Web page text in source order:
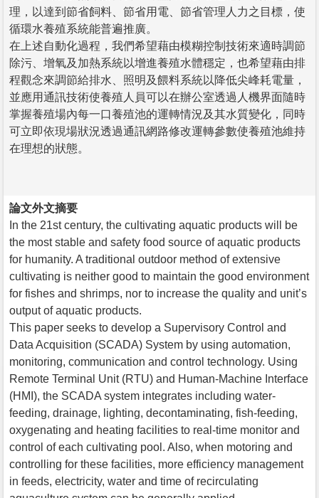
理，以達到節省飼料、節省用電、節省管理人力之目標，使
循環水養殖系統能普遍推廣。
在上述自動化過程，我們希望藉由模糊控制技術來適時調節
除污、增氧及加熱系統以增進養殖水體穩定，也希望藉由排
程觀念來調節給排水、照明及餵料系統以降低尖峰耗電量，
並應用通訊技術使養殖人員可以在辦公室透過人機界面隨時
掌握養殖場內每一口養殖池的運轉情況及其水質變化，同時
可立即依現場狀況透過通訊網路修改運轉參數使養殖池維持
在理想的狀態。
論文外文摘要
In the 21st century, the cultivating aquatic products will be
the most stable and safety food source of aquatic products
for humanity. A traditional outdoor method of extensive
cultivating is neither good to maintain the good environment
for fishes and shrimps, nor to increase the quality and unit’s
output of aquatic products.
This paper seeks to develop a Supervisory Control and
Data Acquisition (SCADA) System by using automation,
monitoring, communication and control technology. Using
Remote Terminal Unit (RTU) and Human-Machine Interface
(HMI), the SCADA system integrates including water-
feeding, drainage, lighting, decontaminating, fish-feeding,
oxygenating and heating facilities to real-time monitor and
control of each cultivating pool. Also, when motoring and
controlling for these facilities, more efficiency management
in feeds, electricity, water and time of recirculating